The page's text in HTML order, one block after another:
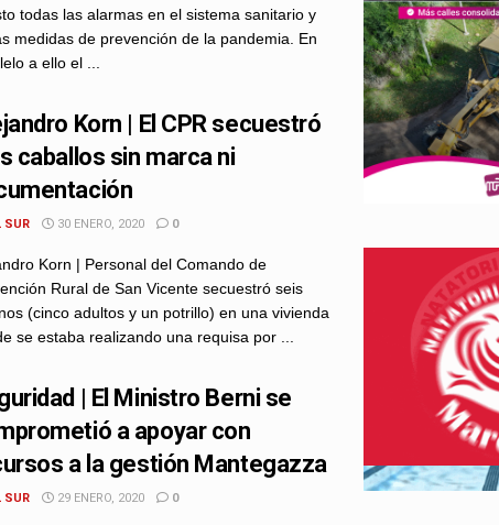
todas las alarmas en el sistema sanitario y
medidas de prevención de la pandemia. En
a ello el ...
Korn | El CPR secuestró
caballos sin marca ni
SUR 30 ENERO, 2020 0
Korn | Personal del Comando de
Rural de San Vicente secuestró seis
(cinco adultos y un potrillo) en una vivienda
se estaba realizando una requisa por ...
| El Ministro Berni se
a apoyar con
a la gestión Mantegazza
SUR 29 ENERO, 2020 0